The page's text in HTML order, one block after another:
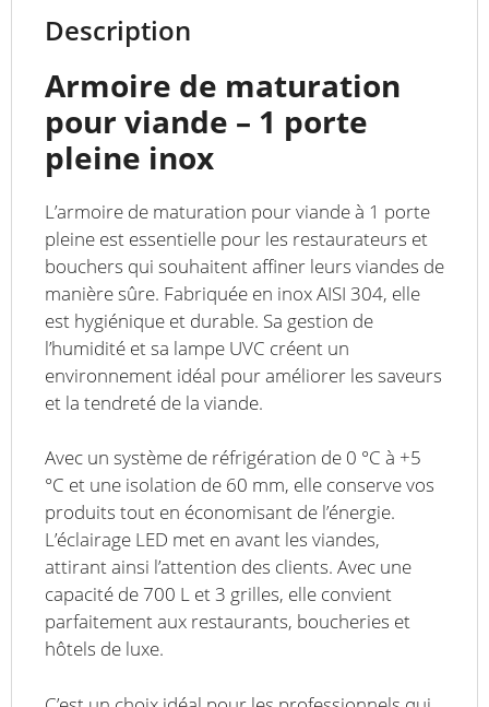
Description
Armoire de maturation
pour viande – 1 porte
pleine inox
L’armoire de maturation pour viande à 1 porte
pleine est essentielle pour les restaurateurs et
bouchers qui souhaitent affiner leurs viandes de
manière sûre. Fabriquée en inox AISI 304, elle
est hygiénique et durable. Sa gestion de
l’humidité et sa lampe UVC créent un
environnement idéal pour améliorer les saveurs
et la tendreté de la viande.
Avec un système de réfrigération de 0 °C à +5
°C et une isolation de 60 mm, elle conserve vos
produits tout en économisant de l’énergie.
L’éclairage LED met en avant les viandes,
attirant ainsi l’attention des clients. Avec une
capacité de 700 L et 3 grilles, elle convient
parfaitement aux restaurants, boucheries et
hôtels de luxe.